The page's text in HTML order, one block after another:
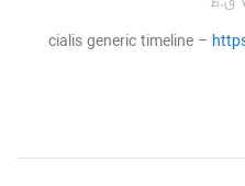
cialis generic timeline –